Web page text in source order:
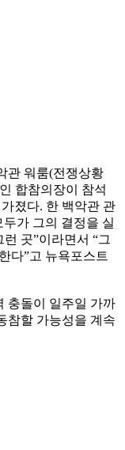
관 워룸(전쟁상황
합참의장이 참석
졌다. 한 백악관 관
가 그의 결정을 실
곳”이라면서 “그
다”고 뉴욕포스트
충돌이 일주일 가까
참할 가능성을 계속